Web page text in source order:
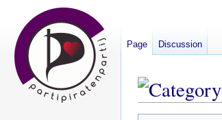
Page Discussion